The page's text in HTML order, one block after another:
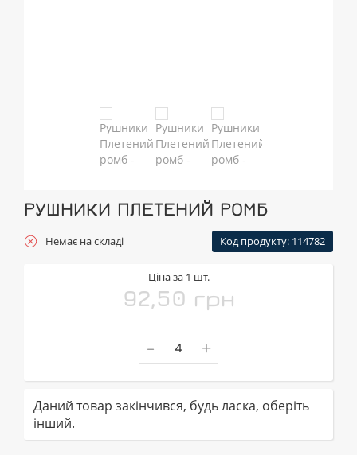
РУШНИКИ ПЛЕТЕНИЙ РОМБ
Немає на складі Код продукту: 114782
Ціна за 1 шт.
92,50 грн
- +
Даний товар закінчився, будь ласка, оберіть
інший.